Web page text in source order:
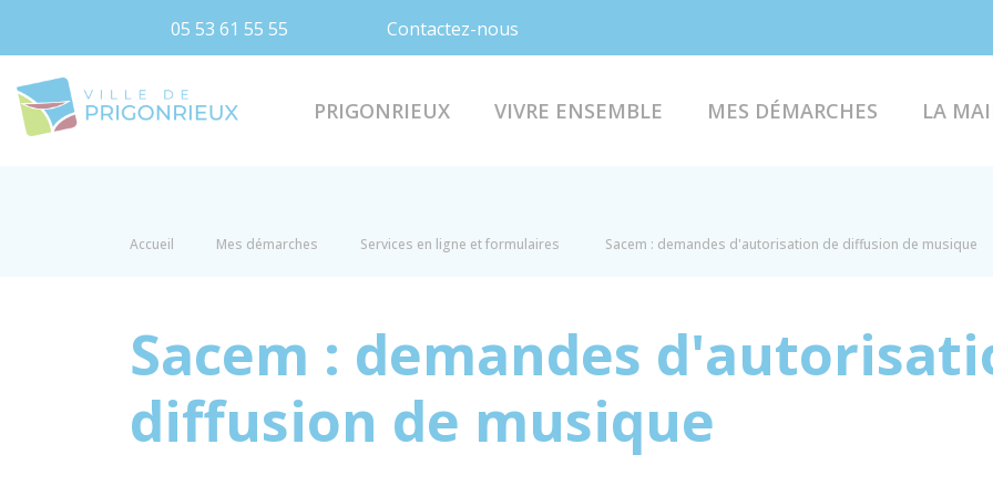
05 53 61 55 55 Contactez-nous
PRIGONRIEUX VIVRE ENSEMBLE MES DÉMARCHES LA
Accueil Mes démarches Services en ligne et formulaires Sacem : demandes d'autorisation de diffusion de musique
Sacem : demandes
diffusion de musique